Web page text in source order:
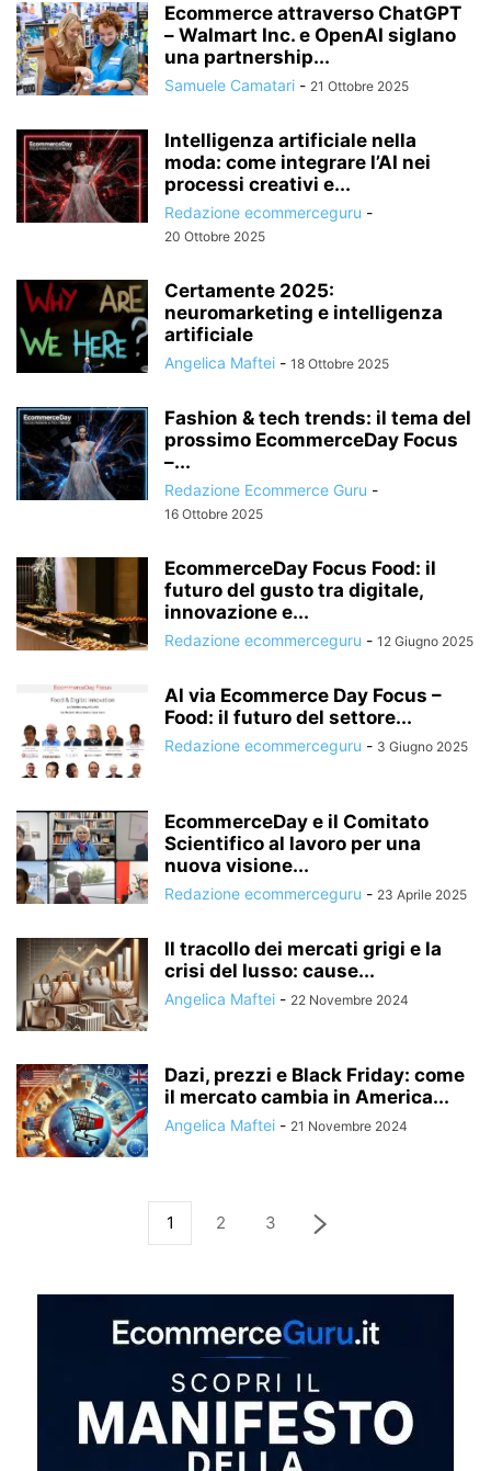
Ecommerce attraverso ChatGPT
– Walmart Inc. e OpenAI siglano
una partnership...
Samuele Camatari - 21 Ottobre 2025
Intelligenza artificiale nella
moda: come integrare l’AI nei
processi creativi e...
Redazione ecommerceguru -
20 Ottobre 2025
Certamente 2025:
neuromarketing e intelligenza
artificiale
Angelica Maftei - 18 Ottobre 2025
Fashion & tech trends: il tema del
prossimo EcommerceDay Focus
–...
Redazione Ecommerce Guru -
16 Ottobre 2025
EcommerceDay Focus Food: il
futuro del gusto tra digitale,
innovazione e...
Redazione ecommerceguru - 12 Giugno 2025
Al via Ecommerce Day Focus –
Food: il futuro del settore...
Redazione ecommerceguru - 3 Giugno 2025
EcommerceDay e il Comitato
Scientifico al lavoro per una
nuova visione...
Redazione ecommerceguru - 23 Aprile 2025
Il tracollo dei mercati grigi e la
crisi del lusso: cause...
Angelica Maftei - 22 Novembre 2024
Dazi, prezzi e Black Friday: come
il mercato cambia in America...
Angelica Maftei - 21 Novembre 2024
1 2 3